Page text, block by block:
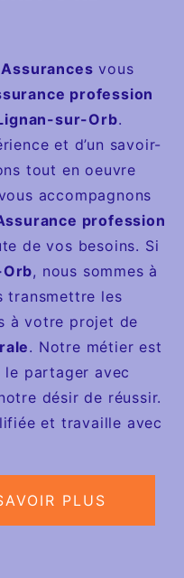
vous
profession
sur-Orb.
et d’un savoir-
tout en oeuvre
accompagnons
profession
de vos besoins. Si
, nous sommes à
transmettre les
à votre projet de
. Notre métier est
partager avec
désir de réussir.
et travaille avec
PLUS